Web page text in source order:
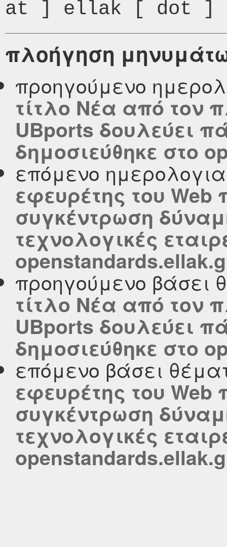
πλοήγηση
προηγούμενο
τίτλο Νέα από τον
UBports δουλεύει
δημοσιεύθηκε στο
επόμενο
εφευρέτης του Web
συγκέντρωση
τεχνολογικές
προηγούμενο βάσει
τίτλο Νέα από τον
UBports δουλεύει
δημοσιεύθηκε στο
επόμενο βάσει
εφευρέτης του Web
συγκέντρωση
τεχνολογικές